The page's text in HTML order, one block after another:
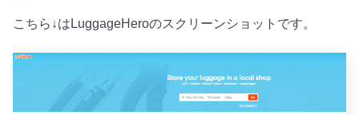
こちら↓はLuggageHeroのスクリーンショットです。